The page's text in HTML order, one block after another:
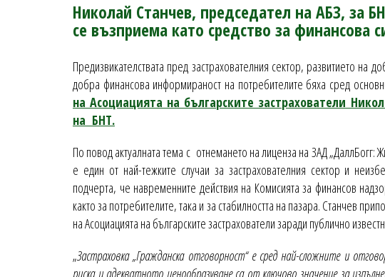
Николай Станчев, председател на АБЗ, за
се възприема като средство за финансова
Предизвикателствата пред застрахователния сектор, развитието на
добра финансова информираност на потребителите бяха сред
на Асоциацията на българските застрахователи
на БНТ.
По повод актуалната тема с отнемането на лиценза на ЗАД „ДаллБогг:
е един от най-тежките случаи за застрахователния сектор и
подчерта, че навременните действия на Комисията за финансов
както за потребителите, така и за стабилността на пазара. Станчев
на Асоциацията на българските застрахователи заради публично
„Застраховка „Гражданска отговорност“ е сред най-сложните и
риска и адекватното ценообразуване са от ключово значение за